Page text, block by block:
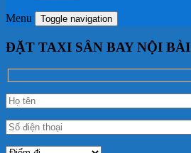
Menu Toggle navigation
ĐẶT TAXI SÂN BAY NỘI BÀI